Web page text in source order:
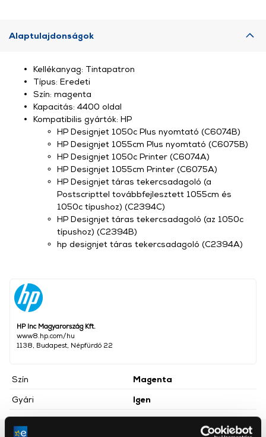
Alaptulajdonságok
HP Inc Magyarország Kft.
www8.hp.com/hu
1138, Budapest, Népfürdő 22
Szín
Magenta
Gyári
Igen
Kellékanyag: Tintapatron
Típus: Eredeti
Szín: magenta
Kapacitás: 4400 oldal
Kompatibilis gyártók: HP
HP Designjet 1050c Plus nyomtató (C6074B)
HP Designjet 1055cm Plus nyomtató (C6075B)
HP Designjet 1050c Printer (C6074A)
HP Designjet 1055cm Printer (C6075A)
HP Designjet táras tekercsadagoló (a
Postscripttel továbbfejlesztett 1055cm és
1050c típushoz) (C2394C)
HP Designjet táras tekercsadagoló (az 1050c
típushoz) (C2394B)
hp designjet táras tekercsadagoló (C2394A)
Részletes ismertető